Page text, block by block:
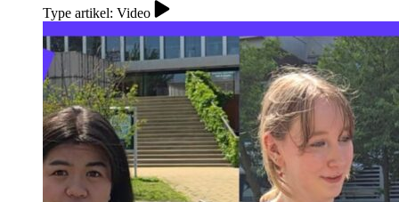
Type artikel: Video